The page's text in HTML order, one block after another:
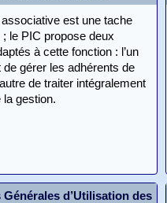
associative est une tache
le PIC propose deux
à cette fonction : l’un
de gérer les adhérents de
de traiter intégralement
gestion.
d’Utilisation des